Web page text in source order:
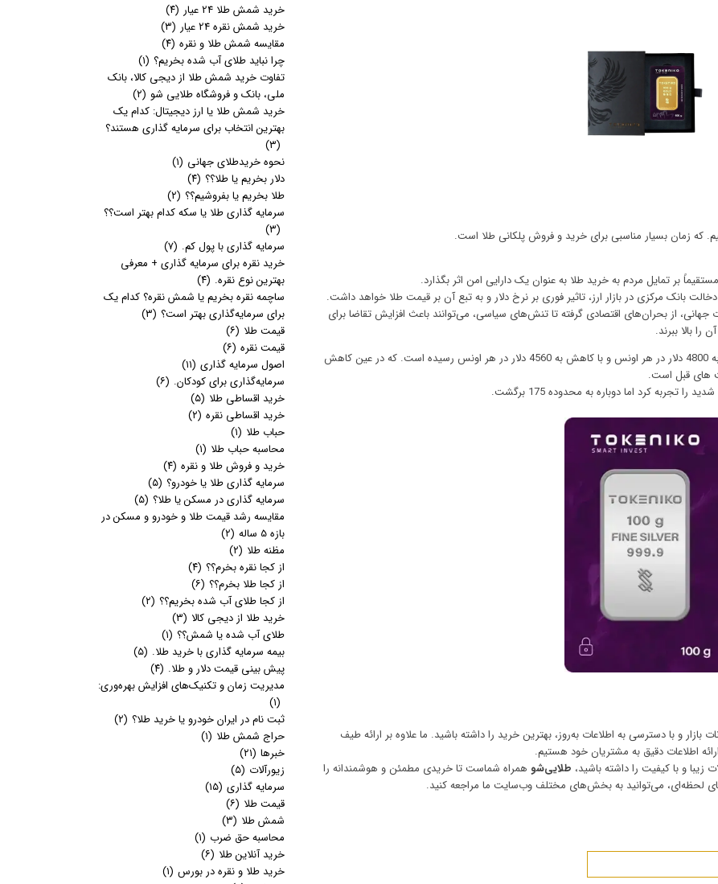
که زمان بسیار مناسبی برای خرید و فروش پلکانی طلا است.
بر تمایل مردم به خرید طلا به عنوان یک دارایی امن اثر بگذارد.
بانک مرکزی در بازار ارز، تاثیر فوری بر نرخ دلار و به تبع آن بر قیمت طلا خواهد داشت.
جهانی، از بحران‌های اقتصادی گرفته تا تنش‌های سیاسی، می‌توانند باعث افزایش تقاضا برای
بالا ببرند.
قیمت اونس جهانی طلا در یک ماه گذشته به 4800 دلار در هر اونس و با کاهش به 4560 دلار در هر اونس رسیده است. که در عین کاهش
های قبل است.
کرد اما دوباره به محدوده 175 برگشت.
و با دسترسی به اطلاعات به‌روز، بهترین خرید را داشته باشید. ما علاوه بر ارائه طیف
اطلاعات دقیق به مشتریان خود هستیم.
و با کیفیت را داشته باشید، طلایی‌شو همراه شماست تا خریدی مطمئن و هوشمندانه را
لحظه‌ای، می‌توانید به بخش‌های مختلف وب‌سایت ما مراجعه کنید.
خرید شمش طلا 24 عیار
(۴)
خرید شمش نقره 24 عیار
(۳)
مقایسه شمش طلا و نقره (۴)
چرا نباید طلای آب شده بخریم؟ (۱)
تفاوت خرید شمش طلا از دیجی کالا، بانک
ملی، بانک و فروشگاه طلایی شو (۲)
خرید شمش طلا یا ارز دیجیتال: کدام یک
بهترین انتخاب برای سرمایه گذاری هستند؟
(۳)
نحوه خریدطلای جهانی (۱)
دلار بخریم یا طلا؟؟ (۴)
طلا بخریم یا بفروشیم؟؟ (۲)
سرمایه گذاری طلا یا سکه کدام بهتر است؟؟
(۳)
سرمایه گذاری با پول کم. (۷)
خرید نقره برای سرمایه گذاری + معرفی
بهترین نوع نقره. (۴)
ساچمه نقره بخریم یا شمش نقره؟ کدام یک
برای سرمایه‌گذاری بهتر است؟ (۳)
قیمت طلا (۶)
قیمت نقره (۶)
اصول سرمایه گذاری (۱۱)
سرمایه‌گذاری برای کودکان. (۶)
خرید اقساطی طلا (۵)
خرید اقساطی نقره (۲)
حباب طلا (۱)
محاسبه حباب طلا (۱)
خرید و فروش طلا و نقره (۴)
سرمایه گذاری طلا یا خودرو؟ (۵)
سرمایه گذاری در مسکن یا طلا؟ (۵)
مقایسه رشد قیمت طلا و خودرو و مسکن در
بازه 5 ساله
(۲)
مظنه طلا (۲)
از کجا نقره بخرم؟؟ (۴)
از کجا طلا بخرم؟؟ (۶)
از کجا طلای آب شده بخریم؟؟ (۲)
خرید طلا از دیجی کالا (۳)
طلای آب شده یا شمش؟؟ (۱)
بیمه سرمایه گذاری با خرید طلا. (۵)
پیش بینی قیمت دلار و طلا. (۴)
مدیریت زمان و تکنیک‌های افزایش بهره‌وری:
(۱)
ثبت نام در ایران خودرو یا خرید طلا؟ (۲)
حراج شمش طلا (۱)
خبرها (۲۱)
زیورآلات (۵)
سرمایه گذاری (۱۵)
قیمت طلا (۶)
شمش طلا (۳)
محاسبه حق ضرب (۱)
خرید آنلاین طلا (۶)
خرید طلا و نقره در بورس (۱)